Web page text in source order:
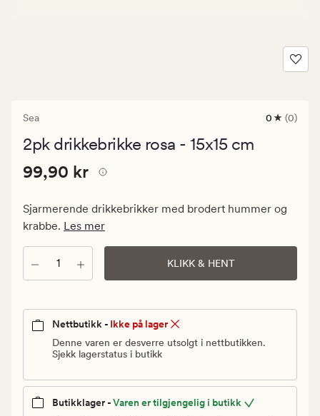
Sea
0
0 (0)
2pk drikkebrikke rosa - 15x15 cm
Pris
99,90
kr.
Vanlig
99,90
kr
Pris 99,90 kr
99,90 kr
Sjarmerende drikkebrikker med brodert hummer og
krabbe. Les mer
Antall KLIKK & HENT
Nettbutikk - Ikke på lager
Denne varen er desverre utsolgt i nettbutikken.
Sjekk lagerstatus i butikk
Butikklager -Varen er tilgjengelig i butikk